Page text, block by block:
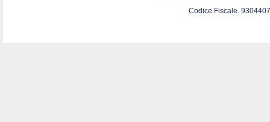
Codice Fiscale.